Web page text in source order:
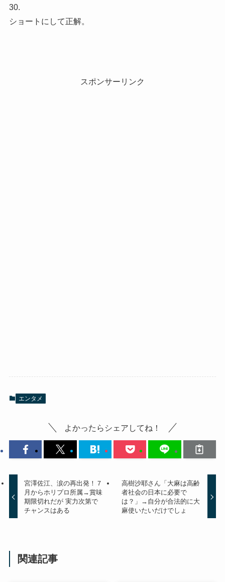
30.
ショートにして正解。
スポンサーリンク
エンタメ
よかったらシェアしてね！
宮澤佐江、涙の再出発！７
月からホリプロ所属→賞味
期限切れだが 実力次第で
チャンスはある
高樹沙耶さん「大麻は高齢
者社会の日本に必要で
は？」→自分が合法的に大
麻使いたいだけでしょ
関連記事